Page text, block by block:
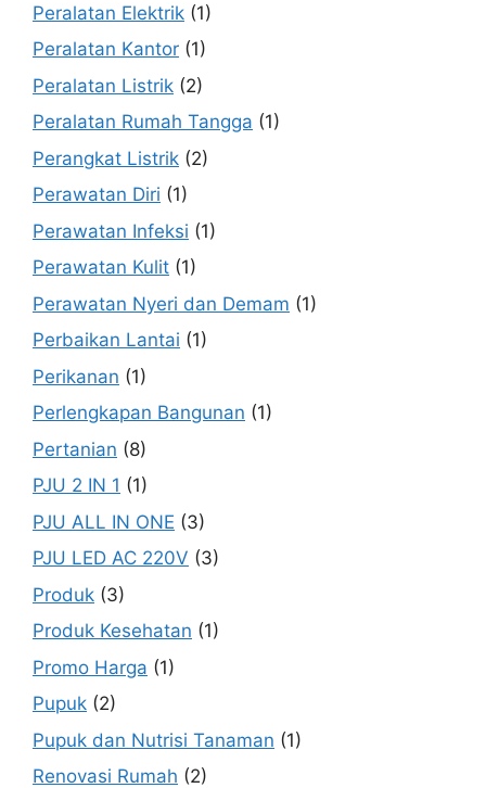
Peralatan Elektrik (1)
Peralatan Kantor (1)
Peralatan Listrik (2)
Peralatan Rumah Tangga (1)
Perangkat Listrik (2)
Perawatan Diri (1)
Perawatan Infeksi (1)
Perawatan Kulit (1)
Perawatan Nyeri dan Demam (1)
Perbaikan Lantai (1)
Perikanan (1)
Perlengkapan Bangunan (1)
Pertanian (8)
PJU 2 IN 1 (1)
PJU ALL IN ONE (3)
PJU LED AC 220V (3)
Produk (3)
Produk Kesehatan (1)
Promo Harga (1)
Pupuk (2)
Pupuk dan Nutrisi Tanaman (1)
Renovasi Rumah (2)